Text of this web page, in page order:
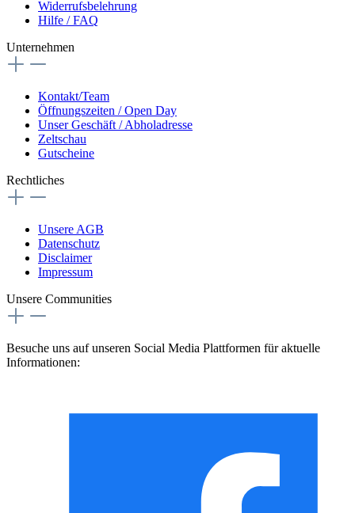
Widerrufsbelehrung
Hilfe / FAQ
Unternehmen
Kontakt/Team
Öffnungszeiten / Open Day
Unser Geschäft / Abholadresse
Zeltschau
Gutscheine
Rechtliches
Unsere AGB
Datenschutz
Disclaimer
Impressum
Unsere Communities
Besuche uns auf unseren Social Media Plattformen für aktuelle
Informationen: